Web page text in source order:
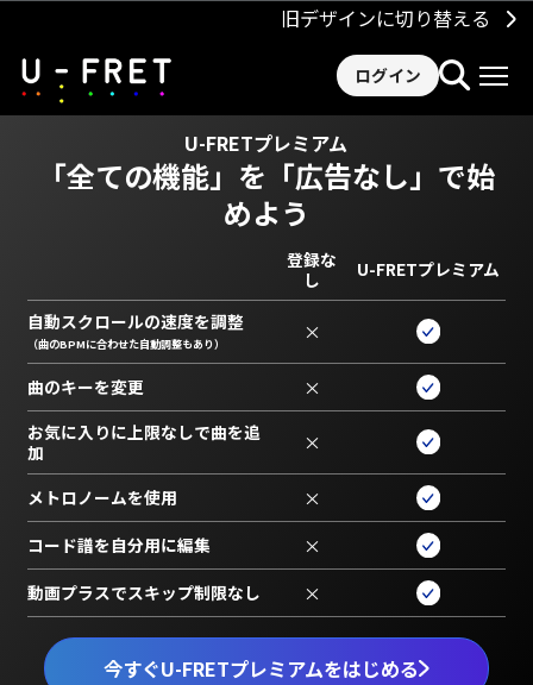
旧デザインに切り替える
ログイン
U-FRETプレミアム
「全ての機能」を 「広告なし」で始
めよう
今すぐU-FRETプレミアムをはじめる
登録な
し
U-FRETプレミアム
自動スクロールの速度を調整
（曲のBPMに合わせた自動調整もあり） ×
曲のキーを変更 ×
お気に入りに上限なしで曲を追
加
×
メトロノームを使用 ×
コード譜を自分用に編集 ×
動画プラスでスキップ制限なし ×